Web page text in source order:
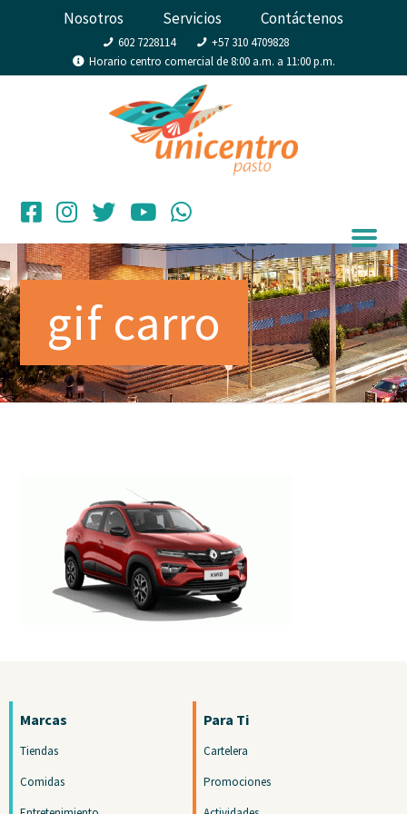
Nosotros Servicios Contáctenos
602 7228114
+57 310 4709828
Horario centro comercial de 8:00 a.m. a 11:00 p.m.
gif carro
Marcas
Tiendas
Comidas
Para Ti
Cartelera
Promociones